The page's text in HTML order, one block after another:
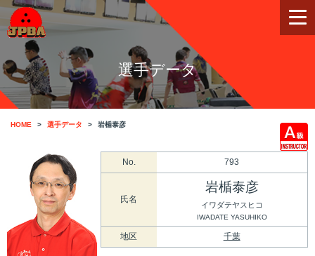
選手データ
HOME 選手データ 岩楯泰彦
No. 793
氏名
岩楯泰彦
イワダテヤスヒコ
IWADATE YASUHIKO
地区 千葉